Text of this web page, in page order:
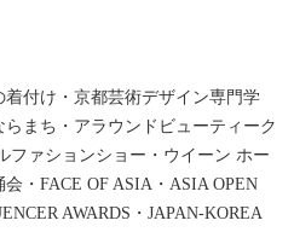
付け・京都芸術デザイン専門学
まち・アラウンドビューティーク
ファションショー・ウイーン ホー
・FACE OF ASIA・ASIA OPEN
AWARDS・JAPAN-KOREA